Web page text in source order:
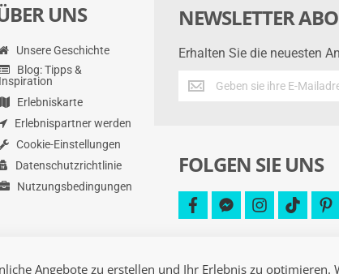
NEWSLETTER
Erhalten Sie die neuesten
Erhalten
Sie
und
FOLGEN SIE UNS
facebookfacebook-
messenger
instagram
tiktok
UNS
Unsere Geschichte
Blog: Tipps &
Inspiration
Erlebniskarte
Erlebnispartner werden
Cookie-Einstellungen
Datenschutzrichtlinie
Nutzungsbedingungen
Angebote zu erstellen und Ihr Erlebnis zu optimieren.